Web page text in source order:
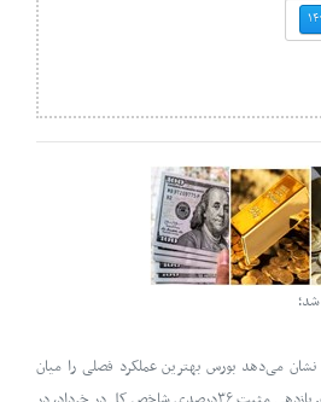
بازدهی بازارها در پایان بهار ۱۴۰۵ نشان می‌دهد بورس بهترین عملکرد فصلی را میان